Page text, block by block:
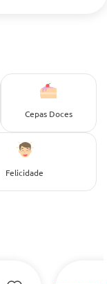
Cepas Doces
Felicidade